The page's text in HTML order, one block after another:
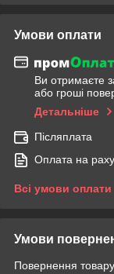
Умови оплати
Ви отримаєте
або гроші
Детальніше
Післяплата
Оплата на
Всі умови оплати
Умови
Повернення